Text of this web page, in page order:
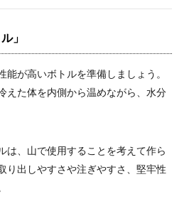
」
能が高いボトルを準備しましょう。
えた体を内側から温めながら、水分
は、山で使用することを考えて作ら
り出しやすさや注ぎやすさ、堅牢性